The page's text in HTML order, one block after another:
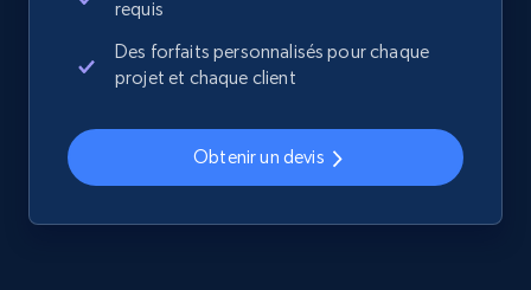
2.1K+ 355+ Commencer
Home Depot US - Discover products by
URL, Domain, Country code, Model number,
requis
Des forfaits personnalisés pour chaque
projet et chaque client
Obtenir un devis